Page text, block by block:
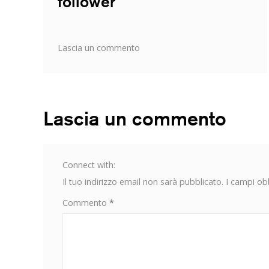
Lascia un commento
fascia
Lascia un commento
Connect with:
Il tuo indirizzo email non sarà pubblicato. I campi
Commento*